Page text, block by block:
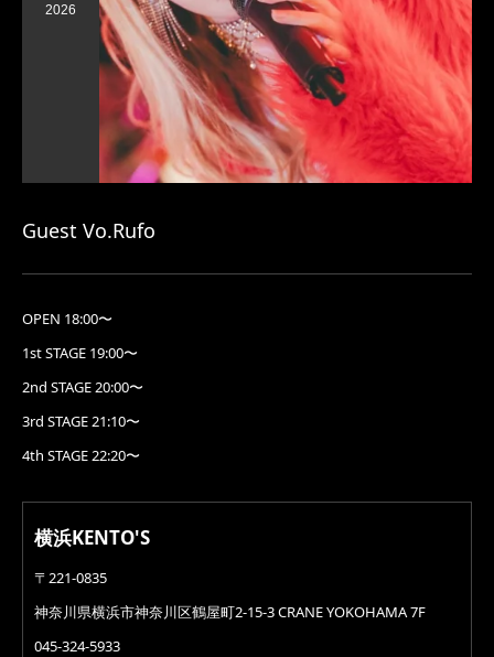
2026
Guest Vo.Rufo
OPEN 18:00〜
1st STAGE 19:00〜
2nd STAGE 20:00〜
3rd STAGE 21:10〜
4th STAGE 22:20〜
横浜KENTO'S
〒221-0835
神奈川県横浜市神奈川区鶴屋町2-15-3 CRANE YOKOHAMA 7F
045-324-5933